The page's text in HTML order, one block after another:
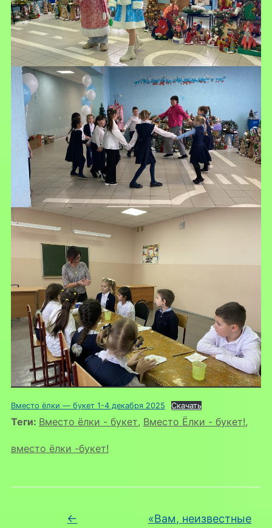
Вместо ёлки — букет 1-4 декабря 2025 Скачать
Теги: Вместо ёлки - букет, Вместо Ёлки - букет!,
вместо ёлки -букет!
←
«Вам, неизвестные